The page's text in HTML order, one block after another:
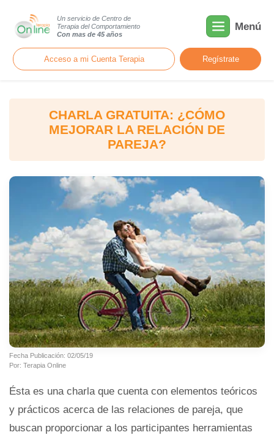
Un servicio de Centro de
Terapia del Comportamiento
Con mas de 45 años
Menú
Acceso a mi Cuenta Terapia Regístrate
CHARLA GRATUITA: ¿CÓMO
MEJORAR LA RELACIÓN DE
PAREJA?
Fecha Publicación: 02/05/19
Por: Terapia Online
Ésta es una charla que cuenta con elementos teóricos
y prácticos acerca de las relaciones de pareja, que
buscan proporcionar a los participantes herramientas